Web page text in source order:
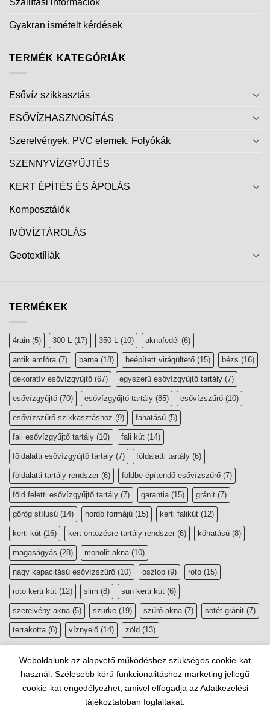
Szállítási információk
Gyakran ismételt kérdések
TERMÉK KATEGÓRIÁK
Esővíz szikkasztás
ESŐVÍZHASZNOSÍTÁS
Szerelvények, PVC elemek, Folyókák
SZENNYVÍZGYŰJTÉS
KERT ÉPÍTÉS ÉS ÁPOLÁS
Komposztálók
IVÓVÍZTÁROLÁS
Geotextíliák
TERMÉKEK
4rain (5) 300 L (17) 350 L (10) aknafedél (6)
antik amfóra(7) barna(18) beépített virágültető (15) bézs (16)
dekoratív esővízgyűjtő (67) egyszerű esővízgyűjtő tartály (7)
esővízgyűjtő (70) esővízgyűjtő tartály (85) esővízszűrő (10)
esővízszűrő szikkasztáshoz (9) fahatású (5)
fali esővízgyűjtő tartály (10) fali kút (14)
földalatti esővízgyűjtő tartály (7) földalatti tartály (6)
földalatti tartály rendszer (6) földbe építendő esővízszűrő (7)
föld feletti esővízgyűjtő tartály (7) garantia(15) gránit (7)
görög stílusú (14) hordó formájú (15) kerti falikút (12)
kerti kút (16) kert öntözésre tartály rendszer (6) kőhatású (8)
magaságyás (28) monolit akna(10)
nagy kapacitású esővízszűrő (10) oszlop (9) roto (15)
roto kerti kút (12) slim (8) sun kerti kút (6)
szerelvény akna(5) szürke (19) szűrő akna(7) sötét gránit (7)
terrakotta(6) víznyelő (14) zöld (13)
Weboldalunk az alapvető működéshez szükséges cookie-kat
használ. Szélesebb körű funkcionalitáshoz marketing jellegű
cookie-kat engedélyezhet, amivel elfogadja az Adatkezelési
tájékoztatóban foglaltakat.